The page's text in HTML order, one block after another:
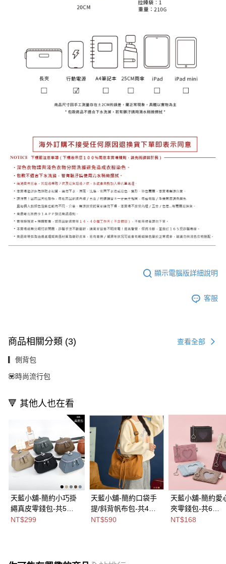
顯示電腦版詳細說明
客服
商品相關分類 (3) 查看全部
▎側背包
💟時尚流行包
🔻 其他人也在看
天藍小舖-簡約小巧掛
繩真皮零錢包-共5
色-$299【A09091684
NT$299
天藍小舖-簡約口袋手
提/斜背帆布包-共4
色-$590【A17175132
NT$590
天藍小舖-簡約愛
夾零錢包-共6
色-$168【
NT$168